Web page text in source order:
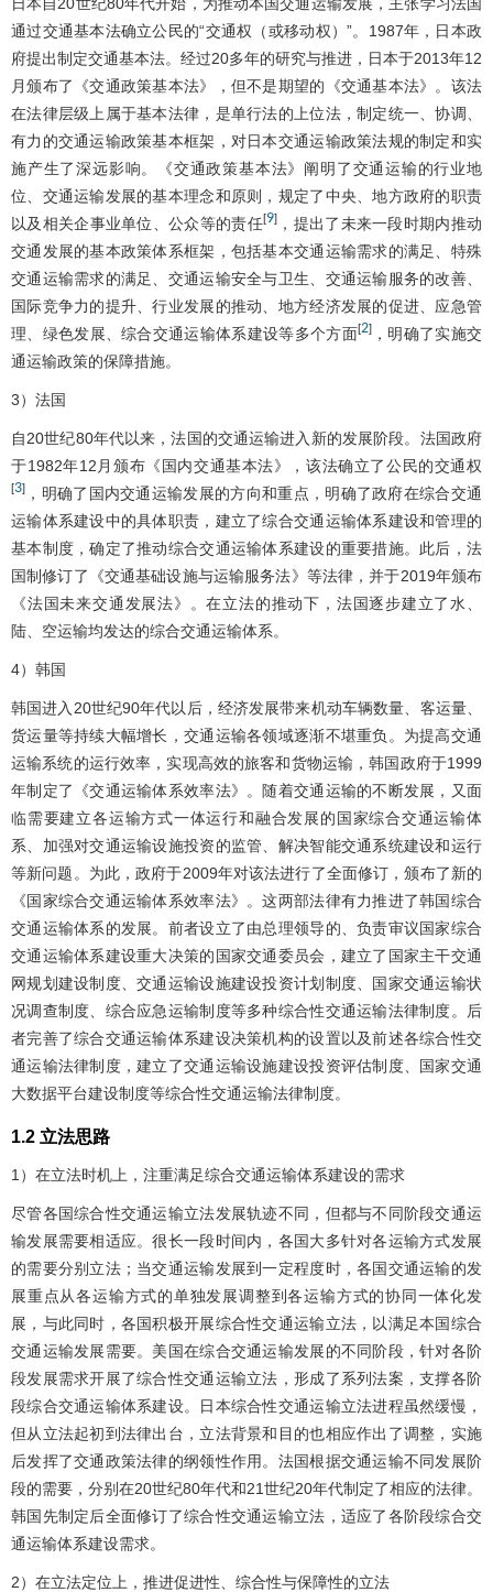
通过交通基本法确立公民的“交通权（或移动权）”。1987年，日本政
府提出制定交通基本法。经过20多年的研究与推进，日本于2013年12
月颁布了《交通政策基本法》，但不是期望的《交通基本法》。该法
在法律层级上属于基本法律，是单行法的上位法，制定统一、协调、
有力的交通运输政策基本框架，对日本交通运输政策法规的制定和实
施产生了深远影响。《交通政策基本法》阐明了交通运输的行业地
位、交通运输发展的基本理念和原则，规定了中央、地方政府的职责
以及相关企事业单位、公众等的责任[9]，提出了未来一段时期内推动
交通发展的基本政策体系框架，包括基本交通运输需求的满足、特殊
交通运输需求的满足、交通运输安全与卫生、交通运输服务的改善、
国际竞争力的提升、行业发展的推动、地方经济发展的促进、应急管
理、绿色发展、综合交通运输体系建设等多个方面[2]，明确了实施交
通运输政策的保障措施。
3）法国
自20世纪80年代以来，法国的交通运输进入新的发展阶段。法国政府
于1982年12月颁布《国内交通基本法》，该法确立了公民的交通权
[3] ，明确了国内交通运输发展的方向和重点，明确了政府在综合交通
运输体系建设中的具体职责，建立了综合交通运输体系建设和管理的
基本制度，确定了推动综合交通运输体系建设的重要措施。此后，法
国制修订了《交通基础设施与运输服务法》等法律，并于2019年颁布
《法国未来交通发展法》。在立法的推动下，法国逐步建立了水、
陆、空运输均发达的综合交通运输体系。
4）韩国
韩国进入20世纪90年代以后，经济发展带来机动车辆数量、客运量、
货运量等持续大幅增长，交通运输各领域逐渐不堪重负。为提高交通
运输系统的运行效率，实现高效的旅客和货物运输，韩国政府于1999
年制定了《交通运输体系效率法》。随着交通运输的不断发展，又面
临需要建立各运输方式一体运行和融合发展的国家综合交通运输体
系、加强对交通运输设施投资的监管、解决智能交通系统建设和运行
等新问题。为此，政府于2009年对该法进行了全面修订，颁布了新的
《国家综合交通运输体系效率法》。这两部法律有力推进了韩国综合
交通运输体系的发展。前者设立了由总理领导的、负责审议国家综合
交通运输体系建设重大决策的国家交通委员会，建立了国家主干交通
网规划建设制度、交通运输设施建设投资计划制度、国家交通运输状
况调查制度、综合应急运输制度等多种综合性交通运输法律制度。后
者完善了综合交通运输体系建设决策机构的设置以及前述各综合性交
通运输法律制度，建立了交通运输设施建设投资评估制度、国家交通
大数据平台建设制度等综合性交通运输法律制度。
1.2 立法思路
1）在立法时机上，注重满足综合交通运输体系建设的需求
尽管各国综合性交通运输立法发展轨迹不同，但都与不同阶段交通运
输发展需要相适应。很长一段时间内，各国大多针对各运输方式发展
的需要分别立法；当交通运输发展到一定程度时，各国交通运输的发
展重点从各运输方式的单独发展调整到各运输方式的协同一体化发
展，与此同时，各国积极开展综合性交通运输立法，以满足本国综合
交通运输发展需要。美国在综合交通运输发展的不同阶段，针对各阶
段发展需求开展了综合性交通运输立法，形成了系列法案，支撑各阶
段综合交通运输体系建设。日本综合性交通运输立法进程虽然缓慢，
但从立法起初到法律出台，立法背景和目的也相应作出了调整，实施
后发挥了交通政策法律的纲领性作用。法国根据交通运输不同发展阶
段的需要，分别在20世纪80年代和21世纪20年代制定了相应的法律。
韩国先制定后全面修订了综合性交通运输立法，适应了各阶段综合交
通运输体系建设需求。
2）在立法定位上，推进促进性、综合性与保障性的立法